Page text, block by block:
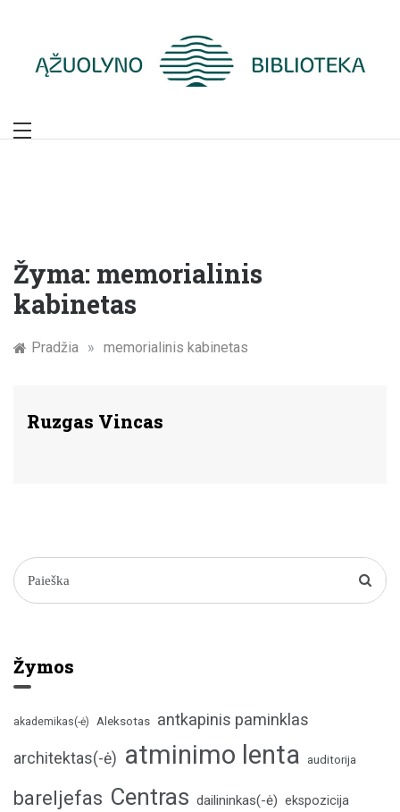
Žymūs Kauno
Žyma: memorialinis
kabinetas
Pradžia » memorialinis kabinetas
Ruzgas Vincas
Žymos
akademikas(-ė) Aleksotas antkapinis paminklas
architektas(-ė) atminimo lenta auditorija
bareljefas Centras dailininkas(-ė) ekspozicija